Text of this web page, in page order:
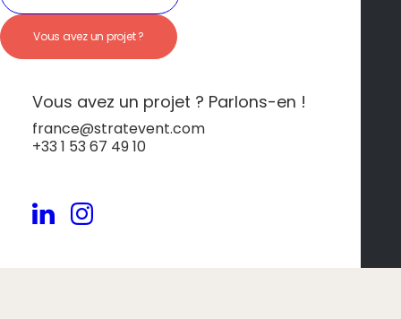
Vous avez un projet ?
Vous avez un projet ? Parlons-en !
france@stratevent.com
+33 1 53 67 49 10
Arcachon
Les superbes villas arcachonnaises témoignent